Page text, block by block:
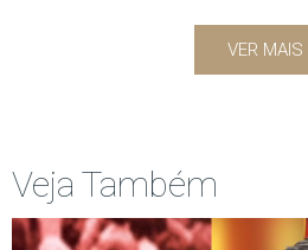
VER MAIS
Veja Também